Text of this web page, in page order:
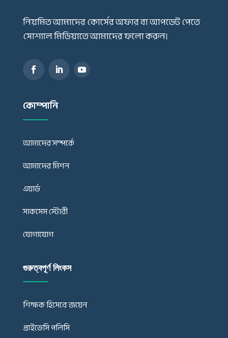
নিয়মিত আমাদের কোর্সের অফার বা আপডেট পেতে
সোশ্যাল মিডিয়াতে আমাদের ফলো করুন।
কোম্পানি
আমাদের সম্পর্কে
আমাদের মিশন
এয়ার্ড
সাকসেস স্টোরী
যোগাযোগ
গুরুত্বপূর্ণ লিংকস
শিক্ষক হিসেবে জয়েন
প্রাইভেসি পলিসি